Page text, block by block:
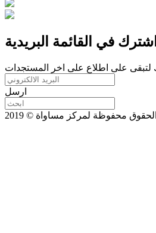
اشترك في القائمة البريدية
لتبقى على اطلاع على اخر المستجدات
ارسل
محفوظة لمركز مساواة © 2019